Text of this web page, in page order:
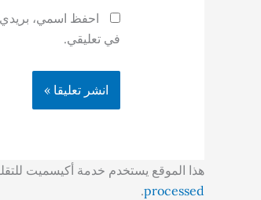
احفظ اسمي، بريدي
في تعليقي.
هذا الموقع يستخدم خدمة أكيسميت
processed
.